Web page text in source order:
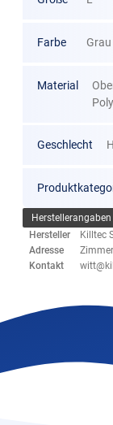
Farbe Grau
Material
Geschlecht
Herstellerangaben
Hersteller
Killtec
Adresse
Kontakt